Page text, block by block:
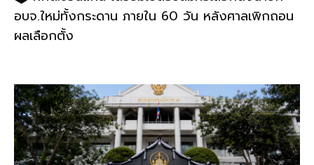
อบจ.ใหม่ทั้งกระดาน ภายใน 60 วัน หลังศาลเพิกถอน
ผลเลือกตั้ง